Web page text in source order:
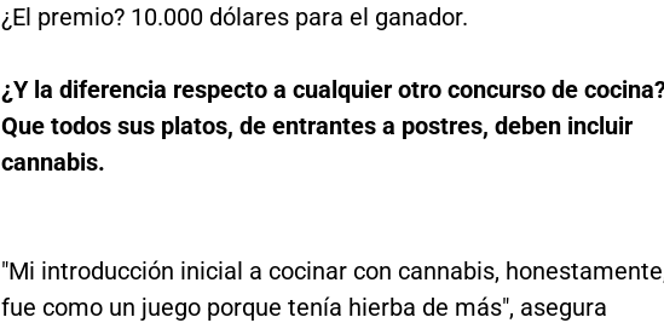
¿El premio? 10.000 dólares para el ganador.
¿Y la diferencia respecto a cualquier otro concurso de
Que todos sus platos, de entrantes a postres, deben incluir
cannabis.
"Mi introducción inicial a cocinar con cannabis,
fue como un juego porque tenía hierba de más", asegura